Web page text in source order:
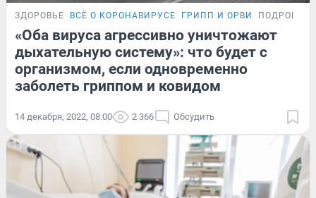
ЗДОРОВЬЕ ВСЁ О КОРОНАВИРУСЕ ГРИПП И ОРВИ
«Оба вируса агрессивно уничтожают
дыхательную систему»: что будет с
организмом, если одновременно
заболеть гриппом и ковидом
14 декабря, 2022, 08:00 2 366 Обсудить